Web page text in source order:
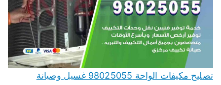
تصليح مكيفات الواحة 98025055 غسيل وصيانة